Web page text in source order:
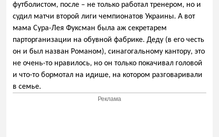
футболистом, после – не только работал тренером, но и
судил матчи второй лиги чемпионатов Украины. А вот
мама Сура-Лея Фуксман была аж секретарем
парторганизации на обувной фабрике. Деду (в его честь
он и был назван Романом), синагогальному кантору, это
не очень-то нравилось, но он только покачивал головой
и что-то бормотал на идише, на котором разговаривали
в семье.
Реклама